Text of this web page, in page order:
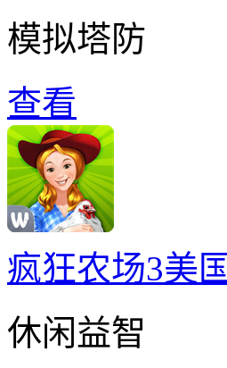
模拟塔防
查看
疯狂农场3美
休闲益智